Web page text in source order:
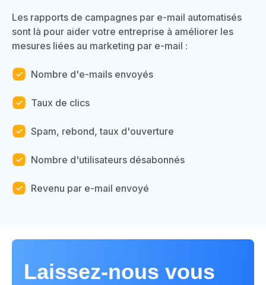
Les rapports de campagnes par e-mail automatisés
sont là pour aider votre entreprise à améliorer les
mesures liées au marketing par e-mail :
Nombre d'e-mails envoyés
Taux de clics
Spam, rebond, taux d'ouverture
Nombre d'utilisateurs désabonnés
Revenu par e-mail envoyé
Laissez-nous vous